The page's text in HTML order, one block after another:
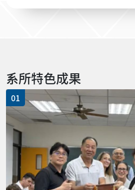
系所特色成果
01